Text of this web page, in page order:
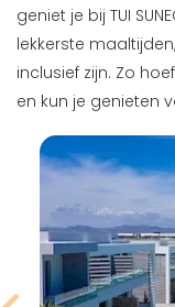
geniet je bij TUI
lekkerste
inclusief zijn. Zo
en kun je genieten